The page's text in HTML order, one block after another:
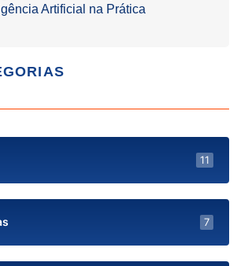
Artificial na Prática
11
7